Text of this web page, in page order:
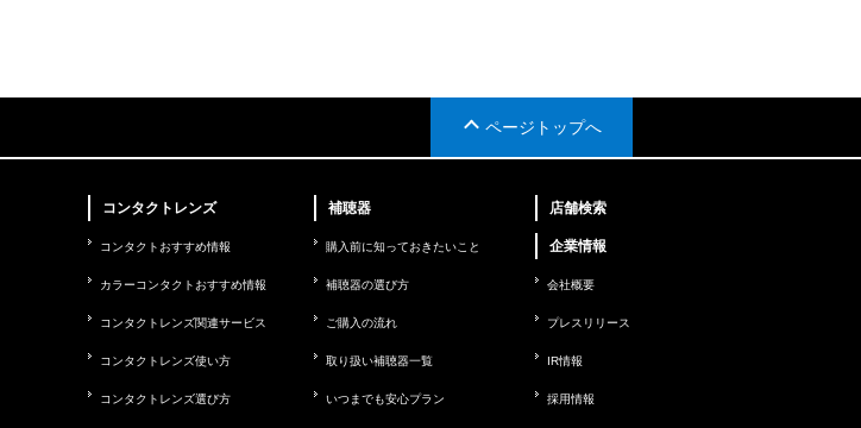
ページトップへ
コンタクトレンズ
コンタクトおすすめ情報
カラーコンタクトおすすめ情報
コンタクトレンズ関連サービス
コンタクトレンズ使い方
コンタクトレンズ選び方
補聴器
購入前に知っておきたいこと
補聴器の選び方
ご購入の流れ
取り扱い補聴器一覧
いつまでも安心プラン
店舗検索
企業情報
会社概要
プレスリリース
IR情報
採用情報